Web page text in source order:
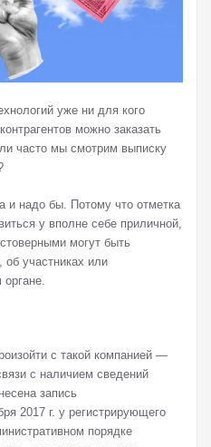
уже ни для кого
можно заказать
часто мы смотрим выписку
и надо бы. Потому что отметка
у вполне себе приличной,
могут быть
об участниках или
с такой компанией —
с наличием сведений
запись
2017 г. у регистрирующего
порядке